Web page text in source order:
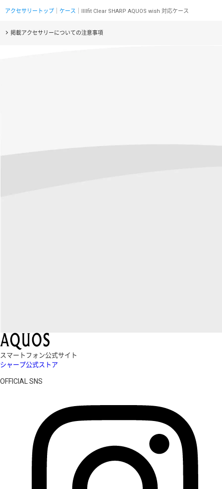
アクセサリートップ ケース ｜IIIIfit Clear SHARP AQUOS wish 対応ケース
掲載アクセサリーについての注意事項
スマートフォン公式サイト
シャープ公式ストア
OFFICIAL SNS